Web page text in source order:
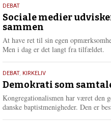
18.
maj
2026
DEBAT
Sociale medier
sammen
At have ret til sin egen
Men i dag er det langt fra tilfældet.
18.
maj
2026
DEBAT, KIRKELIV
Demokrati som
Kongregationalismen har været den
danske baptistmenigheder. Den er